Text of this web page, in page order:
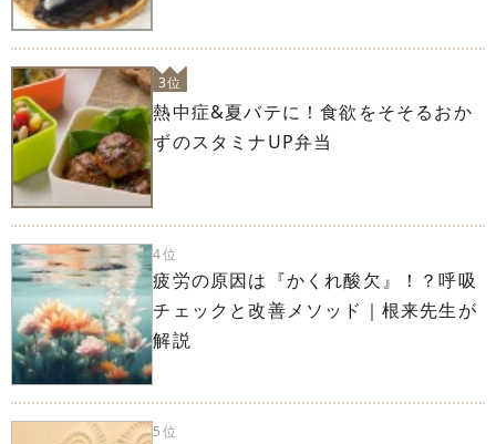
3位
熱中症&夏バテに！食欲をそそるおか
ずのスタミナUP弁当
4位
疲労の原因は『かくれ酸欠』！？呼吸
チェックと改善メソッド｜根来先生が
解説
5位